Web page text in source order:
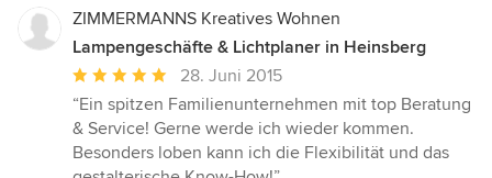
ZIMMERMANNS Kreatives Wohnen
Lampengeschäfte & Lichtplaner in Heinsberg
Durchschnittliche
Bewertung:
5
von
5
28. Juni 2015
“Ein spitzen Familienunternehmen mit top Beratung
& Service! Gerne werde ich wieder kommen.
Besonders loben kann ich die Flexibilität und das